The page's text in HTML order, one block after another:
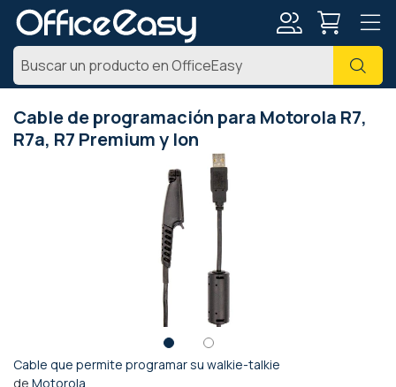
Cable de programación para Motorola R7,
R7a, R7 Premium y Ion
Cable que permite programar su walkie-talkie
de Motorola
Saltar